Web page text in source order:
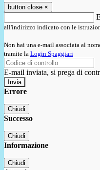
button close ×
all'indirizzo indicato con le
Non hai una e-mail associata al
tramite la Login Spaggiari
E-mail inviata, si prega di
Errore
Chiudi
Successo
Chiudi
Informazione
Chiudi